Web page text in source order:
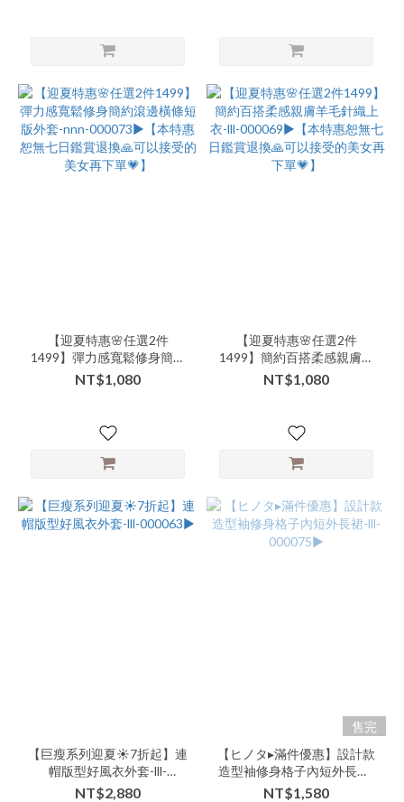
【迎夏特惠🌸任選2件
1499】彈力感寬鬆修身簡約
滾邊橫條短版外套-nnn-
000073▶【本特惠恕無七日
再下單💗】
NT$1,080
【迎夏特惠🌸任選2件
1499】簡約百搭柔感親膚羊
毛針織上衣-lll-000069▶【本
特惠恕無七日鑑賞退換🙏可
NT$1,080
【巨瘦系列迎夏☀️7折起】連
帽版型好風衣外套-lll-
000063▶
NT$2,880
售完
【ヒノタ▸滿件優惠】設計款
造型袖修身格子內短外長裙-
lll-000075▶
NT$1,580